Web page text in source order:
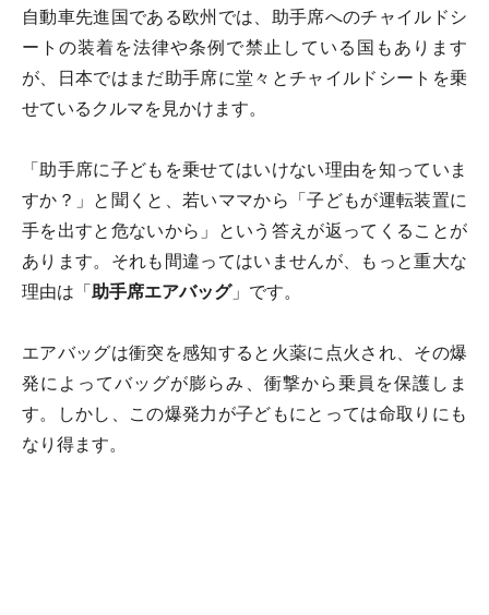
自動車先進国である欧州では、助手席へのチャイルドシ
ートの装着を法律や条例で禁止している国もあります
が、日本ではまだ助手席に堂々とチャイルドシートを乗
せているクルマを見かけます。
「助手席に子どもを乗せてはいけない理由を知っていま
すか？」と聞くと、若いママから「子どもが運転装置に
手を出すと危ないから」という答えが返ってくることが
あります。それも間違ってはいませんが、もっと重大な
理由は「助手席エアバッグ」です。
エアバッグは衝突を感知すると火薬に点火され、その爆
発によってバッグが膨らみ、衝撃から乗員を保護しま
す。しかし、この爆発力が子どもにとっては命取りにも
なり得ます。